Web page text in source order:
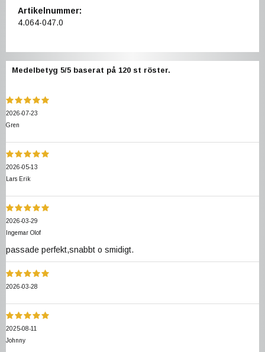
Artikelnummer:
4.064-047.0
Medelbetyg 5/5 baserat på 120 st röster.
2026-07-23
Gren
2026-05-13
Lars Erik
2026-03-29
Ingemar Olof
passade perfekt,snabbt o smidigt.
2026-03-28
2025-08-11
Johnny